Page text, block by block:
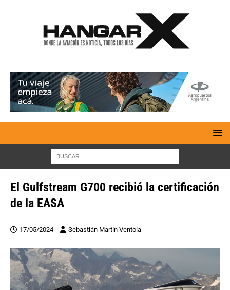
El Gulfstream G700 recibió la certificación
de la EASA
17/05/2024 Sebastián Martín Ventola